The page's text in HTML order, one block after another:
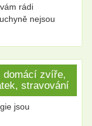
rádi
nejsou
domácí zvíře,
stravování
jsou